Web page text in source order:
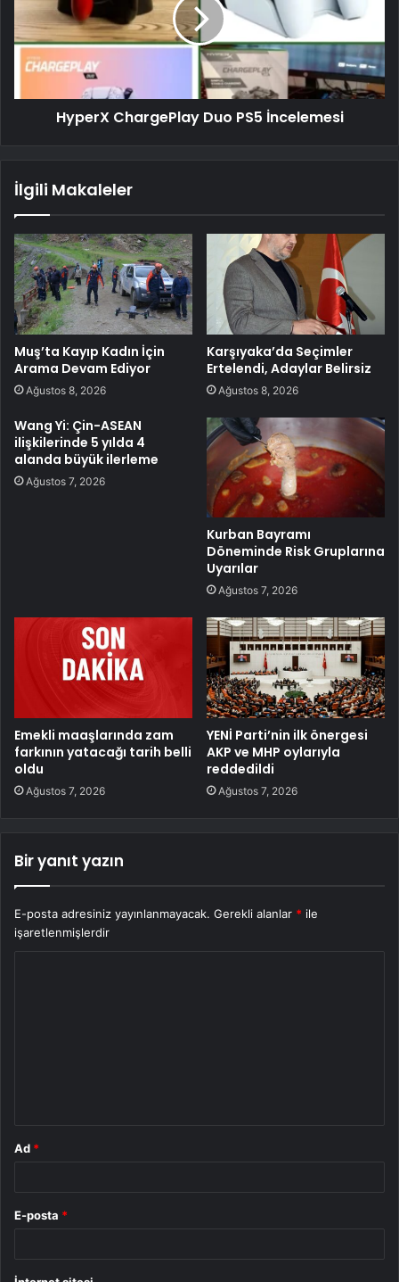
HyperX ChargePlay Duo PS5 İncelemesi
İlgili Makaleler
Muş’ta Kayıp Kadın İçin
Arama Devam Ediyor
Ağustos 8, 2026
Karşıyaka’da Seçimler
Ertelendi, Adaylar Belirsiz
Ağustos 8, 2026
Wang Yi: Çin-ASEAN
ilişkilerinde 5 yılda 4
alanda büyük ilerleme
Ağustos 7, 2026
Kurban Bayramı
Döneminde Risk Gruplarına
Uyarılar
Ağustos 7, 2026
Emekli maaşlarında zam
farkının yatacağı tarih belli
oldu
Ağustos 7, 2026
YENİ Parti’nin ilk önergesi
AKP ve MHP oylarıyla
reddedildi
Ağustos 7, 2026
Bir yanıt yazın
E-posta adresiniz yayınlanmayacak. Gerekli alanlar * ile
işaretlenmişlerdir
Ad *
E-posta *